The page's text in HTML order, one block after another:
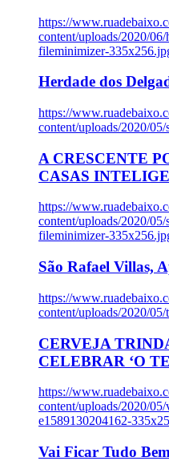
https://
content/uploads/2020/
fileminimizer-
Herdade dos
https://
content/uploads/2020/
A CRESCENTE
CASAS
https://
content/uploads/2020/
fileminimizer-
São Rafael Villas,
https://
content/uploads/2020/
CERVEJA
CELEBRAR ‘O
https://
content/uploads/2020/
e1589130204162-
Vai Ficar Tudo Bem